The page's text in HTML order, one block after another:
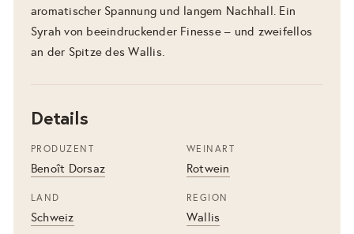
aromatischer Spannung und langem Nachhall. Ein
Syrah von beeindruckender Finesse – und zweifellos
an der Spitze des Wallis.
Details
PRODUZENT
Benoît Dorsaz
WEINART
Rotwein
LAND
Schweiz
REGION
Wallis